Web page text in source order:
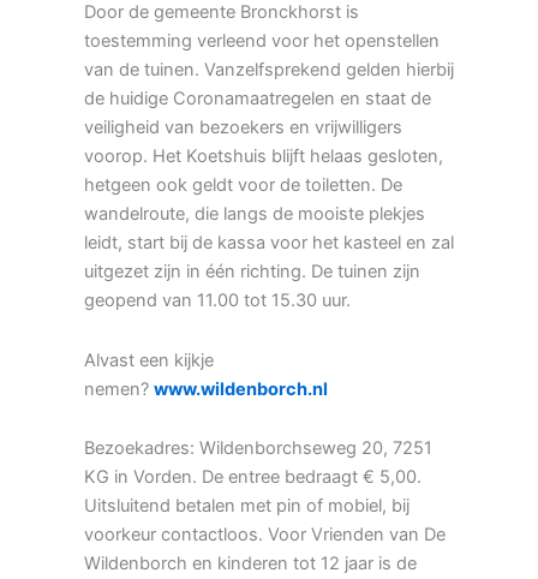
Door de gemeente Bronckhorst is
toestemming verleend voor het openstellen
van de tuinen. Vanzelfsprekend gelden hierbij
de huidige Coronamaatregelen en staat de
veiligheid van bezoekers en vrijwilligers
voorop. Het Koetshuis blijft helaas gesloten,
hetgeen ook geldt voor de toiletten. De
wandelroute, die langs de mooiste plekjes
leidt, start bij de kassa voor het kasteel en zal
uitgezet zijn in één richting. De tuinen zijn
geopend van 11.00 tot 15.30 uur.
Alvast een kijkje
nemen? www.wildenborch.nl
Bezoekadres: Wildenborchseweg 20, 7251
KG in Vorden. De entree bedraagt € 5,00.
Uitsluitend betalen met pin of mobiel, bij
voorkeur contactloos. Voor Vrienden van De
Wildenborch en kinderen tot 12 jaar is de